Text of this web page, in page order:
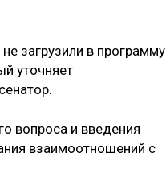
загрузили в программу
уточняет
вопроса и введения
взаимоотношений с